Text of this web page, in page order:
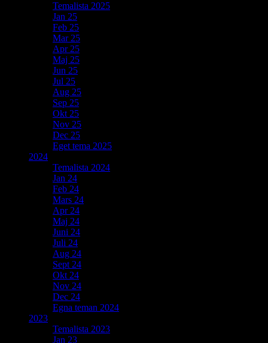
Temalista 2025
Jan 25
Feb 25
Mar 25
Apr 25
Maj 25
Jun 25
Jul 25
Aug 25
Sep 25
Okt 25
Nov 25
Dec 25
Eget tema 2025
2024
Temalista 2024
Jan 24
Feb 24
Mars 24
Apr 24
Maj 24
Juni 24
Juli 24
Aug 24
Sept 24
Okt 24
Nov 24
Dec 24
Egna teman 2024
2023
Temalista 2023
Jan 23